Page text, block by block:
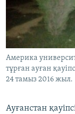
ЖАЗЫЛЫҢЫЗ
Басқа тілдерде
Америка
тұрған ауған
24 тамыз 2016 жыл.
Ауғанстан